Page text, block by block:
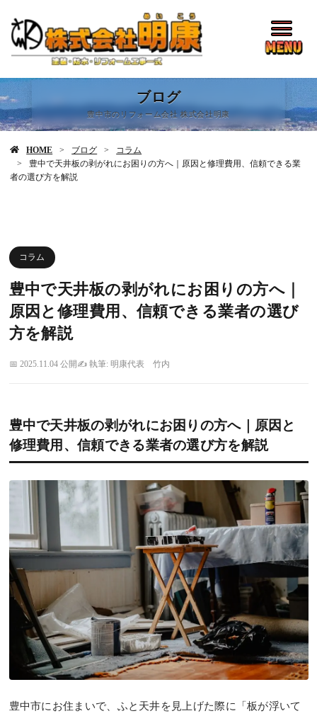
ブログ
豊中市のリフォーム会社 株式会社明康
HOME ブログ
コラム
豊中で天井板の剥がれにお困りの方へ｜原因と修理費用、信頼できる業
者の選び方を解説
コラム
豊中で天井板の剥がれにお困りの方へ｜
原因と修理費用、信頼できる業者の選び
方を解説
2025.11.04 公開 執筆: 明康代表 竹内
豊中で天井板の剥がれにお困りの方へ｜原因と
修理費用、信頼できる業者の選び方を解説
豊中市にお住まいで、ふと天井を見上げた際に「板が浮いて